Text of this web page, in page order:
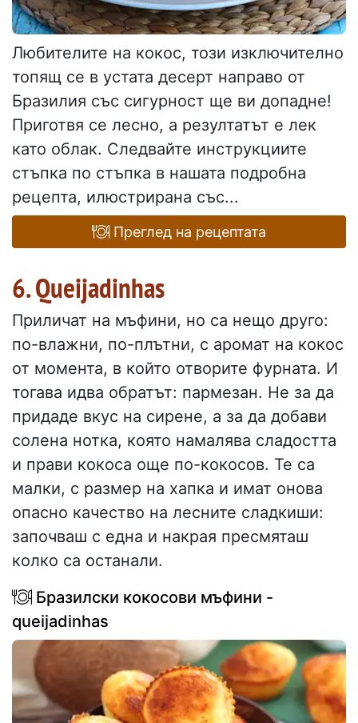
Любителите на кокос, този изключително
топящ се в устата десерт направо от
Бразилия със сигурност ще ви допадне!
Приготвя се лесно, а резултатът е лек
като облак. Следвайте инструкциите
стъпка по стъпка в нашата подробна
рецепта, илюстрирана със...
Преглед на рецептата
6. Queijadinhas
Приличат на мъфини, но са нещо друго:
по-влажни, по-плътни, с аромат на кокос
от момента, в който отворите фурната. И
тогава идва обратът: пармезан. Не за да
придаде вкус на сирене, а за да добави
солена нотка, която намалява сладостта
и прави кокоса още по-кокосов. Те са
малки, с размер на хапка и имат онова
опасно качество на лесните сладкиши:
започваш с една и накрая пресмяташ
колко са останали.
Бразилски кокосови мъфини -
queijadinhas